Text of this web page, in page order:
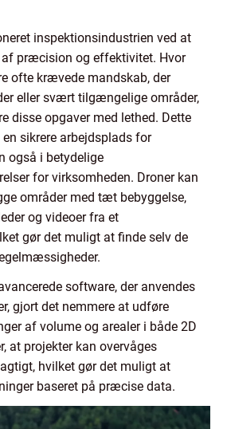
inspektionsindustrien ved at
præcision og effektivitet. Hvor
ofte krævede mandskab, der
eller svært tilgængelige områder,
disse opgaver med lethed. Dette
sikrere arbejdsplads for
også i betydelige
for virksomheden. Droner kan
områder med tæt bebyggelse,
og videoer fra et
gør det muligt at finde selv de
software, der anvendes
gjort det nemmere at udføre
af volume og arealer i både 2D
at projekter kan overvåges
hvilket gør det muligt at
baseret på præcise data.